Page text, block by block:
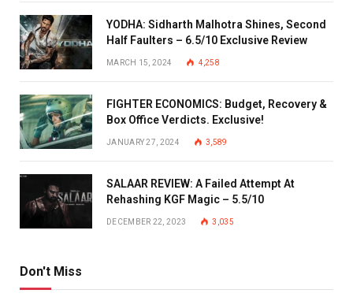
YODHA: Sidharth Malhotra Shines, Second
Half Faulters – 6.5/10 Exclusive Review
MARCH 15, 2024 4,258
FIGHTER ECONOMICS: Budget, Recovery &
Box Office Verdicts. Exclusive!
JANUARY 27, 2024 3,589
SALAAR REVIEW: A Failed Attempt At
Rehashing KGF Magic – 5.5/10
DECEMBER 22, 2023 3,035
Don't Miss